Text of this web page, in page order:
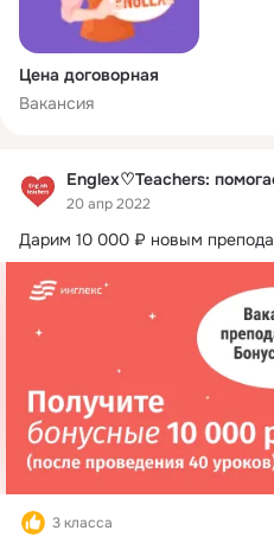
Цена договорная
Вакансия
Englex♡Teachers:
20 апр 2022
Дарим 10 000 ₽ новым
3 класса